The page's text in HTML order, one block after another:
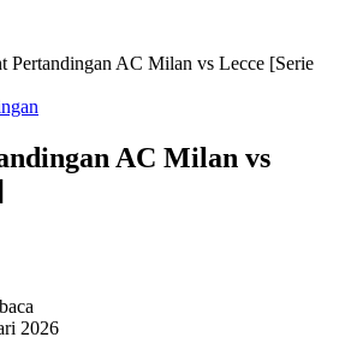
Pertandingan AC Milan vs Lecce [Serie
AC Milan vs
2026